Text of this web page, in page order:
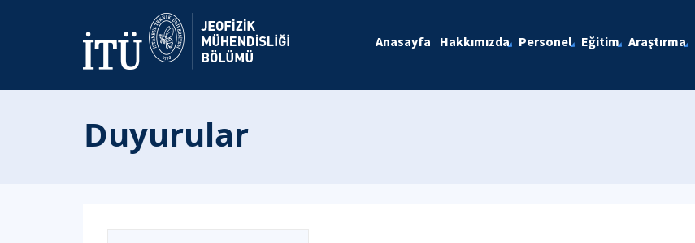
Anasayfa Hakkımızda Personel Eğitim Araştırma
Duyurular